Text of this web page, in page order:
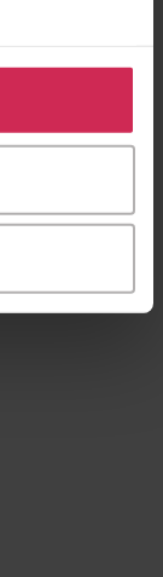
til å
også
ved å klikke